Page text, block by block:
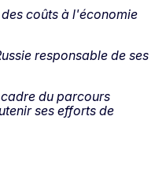
coûts à l'économie
responsable de ses
du parcours
ses efforts de